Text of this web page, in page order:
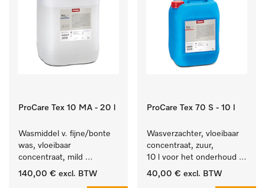
ProCare Tex 10 MA - 20 l
Wasmiddel v. fijne/bonte
was, vloeibaar
concentraat, mild
alkalisch, 20 l voor het
140,00 € excl. BTW
ProCare Tex 70 S - 10 l
Wasverzachter, vloeibaar
concentraat, zuur,
10 l voor het onderhoud
van vezels zodat het
40,00 € excl. BTW